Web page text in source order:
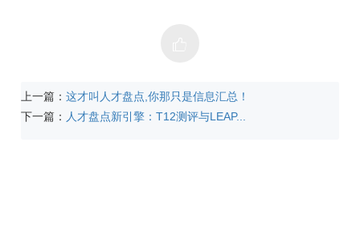
上一篇：这才叫人才盘点,你那只是信息汇总！
下一篇： 人才盘点新引擎：T12测评与LEAP...